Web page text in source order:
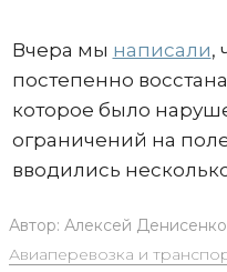
Вчера мы написали,
постепенно
которое было
ограничений на
вводились
Автор: Алексей
Авиаперевозка и